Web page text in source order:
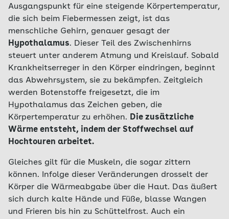
Ausgangspunkt für eine steigende Körpertemperatur,
die sich beim Fiebermessen zeigt, ist das
menschliche Gehirn, genauer gesagt der
Hypothalamus. Dieser Teil des Zwischenhirns
steuert unter anderem Atmung und Kreislauf. Sobald
Krankheitserreger in den Körper eindringen, beginnt
das Abwehrsystem, sie zu bekämpfen. Zeitgleich
werden Botenstoffe freigesetzt, die im
Hypothalamus das Zeichen geben, die
Körpertemperatur zu erhöhen. Die zusätzliche
Wärme entsteht, indem der Stoffwechsel auf
Hochtouren arbeitet.
Gleiches gilt für die Muskeln, die sogar zittern
können. Infolge dieser Veränderungen drosselt der
Körper die Wärmeabgabe über die Haut. Das äußert
sich durch kalte Hände und Füße, blasse Wangen
und Frieren bis hin zu Schüttelfrost. Auch ein